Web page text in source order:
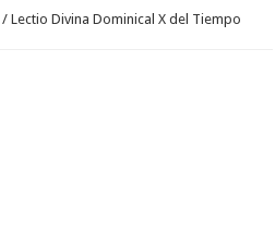
/ Lectio Divina Dominical X del Tiempo